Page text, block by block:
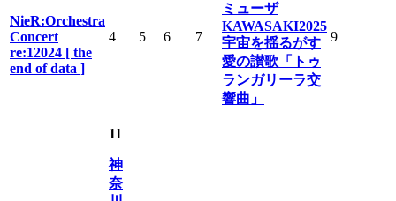
NieR:Orchestra
Concert
re:12024 [ the
end of data ]
4 5 6 7
ミューザ
KAWASAKI2025
宇宙を揺るがす
愛の讃歌「トゥ
ランガリーラ交
響曲」
9
11
神
奈